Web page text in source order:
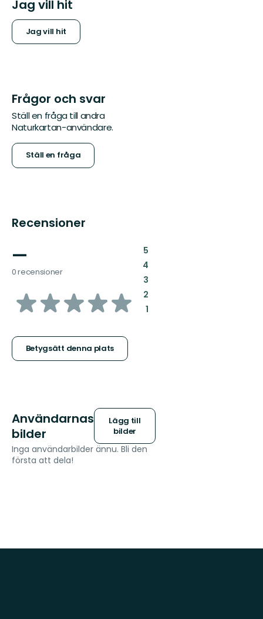
Jag vill hit
Jag vill hit
Frågor och svar
Ställ en fråga till andra
Naturkartan-användare.
Ställ en fråga
Recensioner
—
0 recensioner
av
stjärnor
Betygsätt denna plats
5:
4:
3:
2:
1:
Användarnas
bilder
Lägg till
bilder
Inga användarbilder ännu. Bli den
första att dela!